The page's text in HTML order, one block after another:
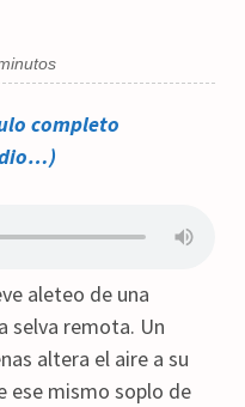
completo
aleteo de una
selva remota. Un
altera el aire a su
ese mismo soplo de